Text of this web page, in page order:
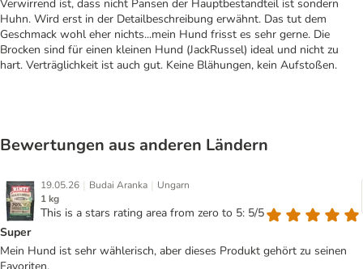
Verwirrend ist, dass nicht Pansen der Hauptbestandteil ist sondern
Huhn. Wird erst in der Detailbeschreibung erwähnt. Das tut dem
Geschmack wohl eher nichts...mein Hund frisst es sehr gerne. Die
Brocken sind für einen kleinen Hund (JackRussel) ideal und nicht zu
hart. Verträglichkeit ist auch gut. Keine Blähungen, kein Aufstoßen.
Bewertungen aus anderen Ländern
19.05.26 | Budai Aranka | Ungarn
1 kg
This is a stars rating area from zero to 5: 5/5
Super
Mein Hund ist sehr wählerisch, aber dieses Produkt gehört zu seinen